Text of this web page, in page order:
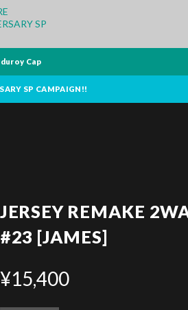
SP
Cap
SP CAMPAIGN!!
JERSEY REMAKE
#23 [JAMES]
¥15,400